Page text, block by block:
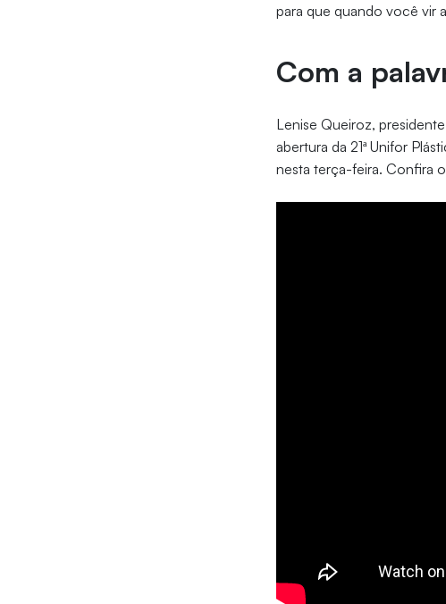
para que quando você vir
Com a
Lenise Queiroz,
abertura da 21ª Unifor
nesta terça-feira. Confira